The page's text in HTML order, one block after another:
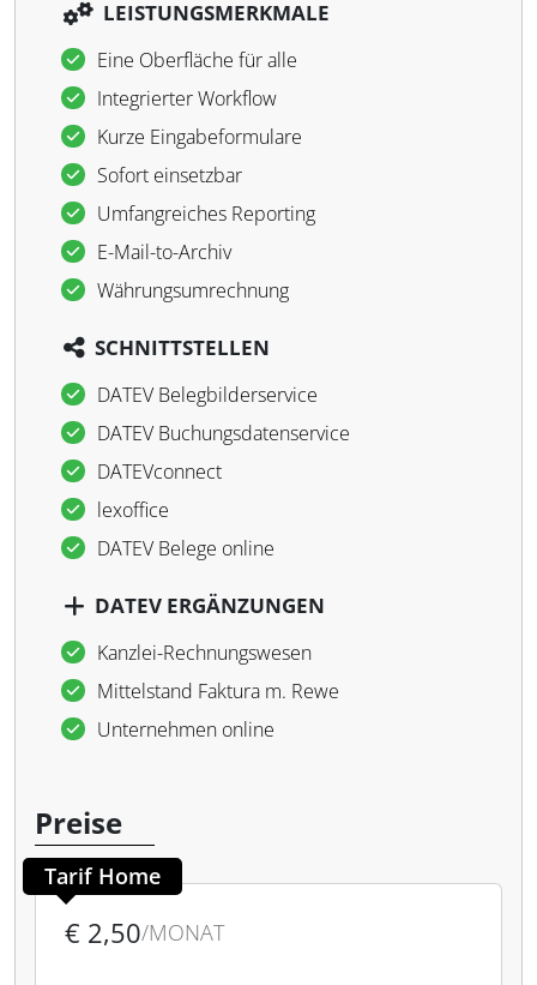
LEISTUNGSMERKMALE
Eine Oberfläche für alle
Integrierter Workflow
Kurze Eingabeformulare
Sofort einsetzbar
Umfangreiches Reporting
E-Mail-to-Archiv
Währungsumrechnung
SCHNITTSTELLEN
DATEV Belegbilderservice
DATEV Buchungsdatenservice
DATEVconnect
lexoffice
DATEV Belege online
DATEV ERGÄNZUNGEN
Kanzlei-Rechnungswesen
Mittelstand Faktura m. Rewe
Unternehmen online
Preise
Tarif Home
€ 2,50/MONAT